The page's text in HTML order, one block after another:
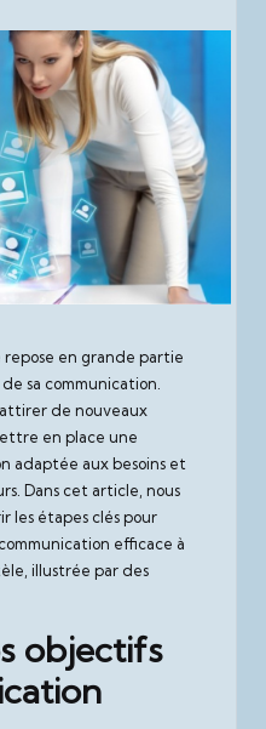
repose en grande partie
sa communication.
de nouveaux
en place une
adaptée aux besoins et
Dans cet article, nous
les étapes clés pour
efficace à
illustrée par des
objectifs